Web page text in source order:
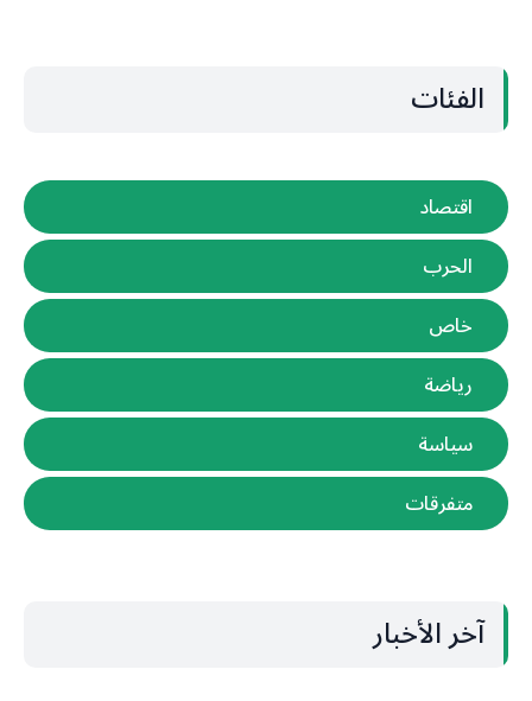
الفئات
اقتصاد
الحرب
خاص
رياضة
سياسة
متفرقات
آخر الأخبار